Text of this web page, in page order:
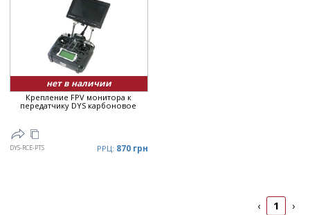
▼
нет в наличии
Крепление FPV монитора к
передатчику DYS карбоновое
DYS-RCE-PTS РРЦ: 870 грн
‹ 1 ›